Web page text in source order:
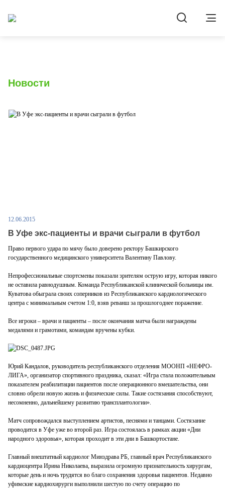
Новости
12.06.2015
В Уфе экс-пациенты и врачи сыграли в футбол
Право первого удара по мячу было доверено ректору Башкирского
государственного медицинского университета Валентину Павлову.
Непрофессиональные спортсмены показали зрителям острую игру, которая никого
не оставила равнодушным. Команда Республиканской клинической больницы им.
Куватова обыграла своих соперников из Республиканского кардиологического
центра с минимальным счетом 1:0, взяв реванш за прошлогоднее поражение.
Все игроки – врачи и пациенты – после окончания матча были награждены
медалями и грамотами, командам вручены кубки.
Юрий Кандалов, руководитель республиканского отделения МООНП «НЕФРО-
ЛИГА», организатор спортивного праздника, сказал: «Игра стала положительным
показателем реабилитации пациентов после операционного вмешательства, они
словно обрели новую жизнь и физические силы. Такие состязания способствуют,
несомненно, дальнейшему развитию трансплантологии».
Матч сопровождался выступлением артистов, песнями и танцами. Состязание
проводится в Уфе уже во второй раз. Игра состоялась в рамках акции «Дни
народного здоровья», которая проходит в эти дни в Башкортостане.
Главный внештатный кардиолог Минздрава РБ, главный врач Республиканского
кардиоцентра Ирина Николаева, выразила огромную признательность хирургам,
которые день и ночь трудятся во благо сохранения здоровья пациентов. Недавно
уфимские кардиохирурги выполнили шестую по счету операцию по